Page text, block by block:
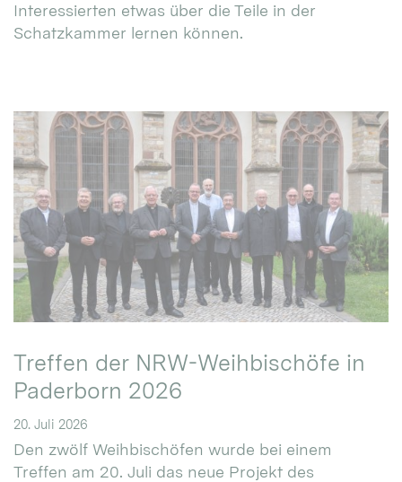
Interessierten etwas über die Teile in der
Schatzkammer lernen können.
Treffen der NRW-Weihbischöfe in
Paderborn 2026
20. Juli 2026
Den zwölf Weihbischöfen wurde bei einem
Treffen am 20. Juli das neue Projekt des